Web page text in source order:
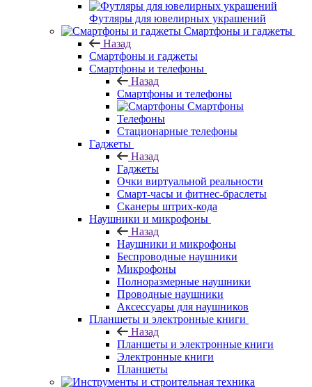
Футляры для ювелирных украшений
Смартфоны и гаджеты
Назад
Смартфоны и гаджеты
Смартфоны и телефоны
Назад
Смартфоны и телефоны
Смартфоны
Телефоны
Стационарные телефоны
Гаджеты
Назад
Гаджеты
Очки виртуальной реальности
Смарт-часы и фитнес-браслеты
Сканеры штрих-кода
Наушники и микрофоны
Назад
Наушники и микрофоны
Беспроводные наушники
Микрофоны
Полноразмерные наушники
Проводные наушники
Аксессуары для наушников
Планшеты и электронные книги
Назад
Планшеты и электронные книги
Электронные книги
Планшеты